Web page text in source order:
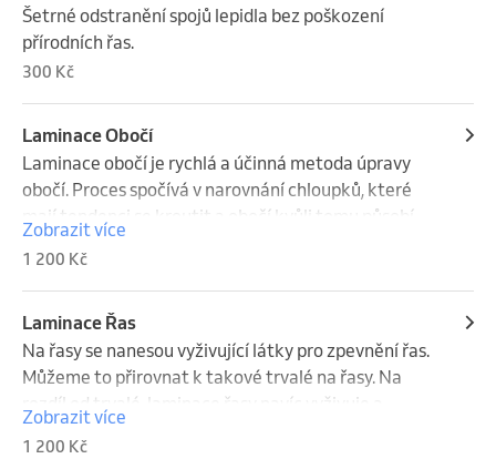
Šetrné odstranění spojů lepidla bez poškození
přírodních řas.
300 Kč
Laminace Obočí
Laminace obočí je rychlá a účinná metoda úpravy
obočí. Proces spočívá v narovnání chloupků, které
mají tendenci se kroutit a obočí kvůli tomu působí
neupraveně. Laminace chloupky narovná, zafixuje je
do požadovaného tvaru, vyplní a vyživí. Výsledkem je
plné, husté a výrazné obočí. Součástí je úprava
teplým voskem , vyměření obočí a barvení Hybridní
Barvou která je výrazná a drží na kůži. Sytost a
výraznost si předem domluvíme dle vašeho přání. Na
závěr dostanete aftefcare balíček pro domácí péči.
Výdrž Laminace až 4týdny.
Zobrazit více
1 200 Kč
Laminace Řas
Na řasy se nanesou vyživující látky pro zpevnění řas.
Můžeme to přirovnat k takové trvalé na řasy. Na
rozdíl od trvalé, laminace řasy navíc vyživuje a
prodlužuje. Řasy se během procedury natáčejí na
silikonovou formu a následně se zafixují speciálním
Zobrazit více
1 200 Kč